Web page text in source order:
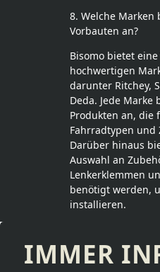
8. Welche Marken
Vorbauten an?
Bisomo bietet
hochwertigen
darunter Ritchey,
Deda. Jede Marke
Produkten an, die
Fahrradtypen und
Darüber hinaus
Auswahl an
Lenkerklemmen
benötigt werden,
installieren.
IMMER